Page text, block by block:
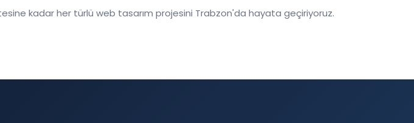
kadar her türlü web tasarım projesini Trabzon'da hayata geçiriyoruz.